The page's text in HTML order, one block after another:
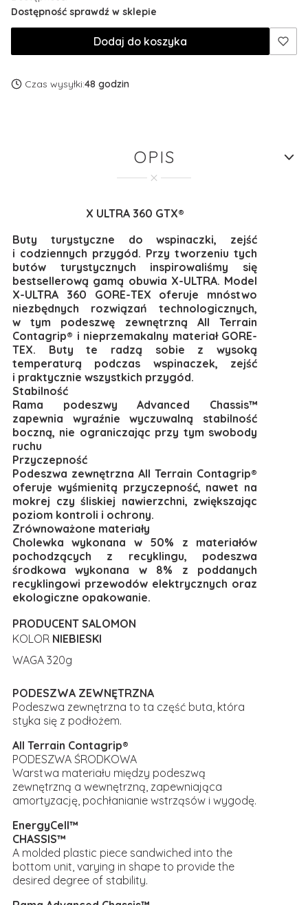
Dostępność sprawdź w sklepie
Dodaj do koszyka
Czas wysyłki:48 godzin
OPIS
X ULTRA 360 GTX®
Buty turystyczne do wspinaczki, zejść
i codziennych przygód. Przy tworzeniu tych
butów turystycznych inspirowaliśmy się
bestsellerową gamą obuwia X-ULTRA. Model
X-ULTRA 360 GORE-TEX oferuje mnóstwo
niezbędnych rozwiązań technologicznych,
w tym podeszwę zewnętrzną All Terrain
Contagrip® i nieprzemakalny materiał GORE-
TEX. Buty te radzą sobie z wysoką
temperaturą podczas wspinaczek, zejść
i praktycznie wszystkich przygód.
Stabilność
Rama podeszwy Advanced Chassis™
zapewnia wyraźnie wyczuwalną stabilność
boczną, nie ograniczając przy tym swobody
ruchu
Przyczepność
Podeszwa zewnętrzna All Terrain Contagrip®
oferuje wyśmienitą przyczepność, nawet na
mokrej czy śliskiej nawierzchni, zwiększając
poziom kontroli i ochrony.
Zrównoważone materiały
Cholewka wykonana w 50% z materiałów
pochodzących z recyklingu, podeszwa
środkowa wykonana w 8% z poddanych
recyklingowi przewodów elektrycznych oraz
ekologiczne opakowanie.
PRODUCENT SALOMON
KOLOR NIEBIESKI
WAGA 320g
PODESZWA ZEWNĘTRZNA
Podeszwa zewnętrzna to ta część buta, która
styka się z podłożem.
All Terrain Contagrip®
PODESZWA ŚRODKOWA
Warstwa materiału między podeszwą
zewnętrzną a wewnętrzną, zapewniająca
amortyzację, pochłanianie wstrząsów i wygodę.
EnergyCell™
CHASSIS™
A molded plastic piece sandwiched into the
bottom unit, varying in shape to provide the
desired degree of stability.